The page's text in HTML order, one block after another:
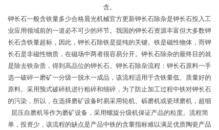
含。
钾长石一般含铁量多少合格晨光机械官方更新钾长石除杂是钾长石投入工
业应用领域前的一道必不可少的环节。我国的钾长石资源丰富但大多数钾
长石含铁量超标，因此，钾长石除铁是提纯的关键。铁是磁性物体，而钾
长石是非磁性物质，在磁场中两者很容易分开。钾长石除杂的最终目的就
是除去铁杂质，得到高品位的钾长石。钾长石除杂流程：钾长石原料一手
选一破碎一磨矿一分级一脱水一成品，该流程适用于含铁量低、质量好的
原料。采用预式破碎机进行粗碎和细碎，为了防止加工过程中铁对钾长石
的污染，所以，在选择磨矿设备时易采用轮机、砾磨机或瓷球磨机，超细
层压自磨机等作为磨矿设备，采用螺旋分级机保证产品的粒度。流程简
单，投资少，该流程的缺点是产品中铁的含量指标难以满足优质陶瓷产品